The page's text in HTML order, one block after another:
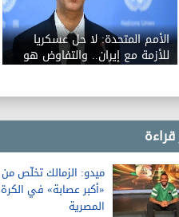
الأمم المتحدة: لا حل عسكريا
للأزمة مع إيران.. والتفاوض هو
السبيل الوحيد
قراءة
ميدو: الزمالك تخلّص من
«أكبر عصابة» في الكرة
المصرية